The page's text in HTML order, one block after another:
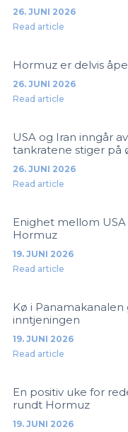
26. JUNI 2026
Read article
Hormuz er delvis
26. JUNI 2026
Read article
USA og Iran inngår
tankratene stiger på
26. JUNI 2026
Read article
Enighet mellom
Hormuz
19. JUNI 2026
Read article
Kø i
inntjeningen
19. JUNI 2026
Read article
En positiv uke for
rundt Hormuz
19. JUNI 2026